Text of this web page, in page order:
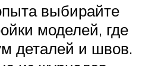
выбирайте
моделей, где
деталей и швов.